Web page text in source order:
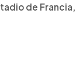
de Francia,